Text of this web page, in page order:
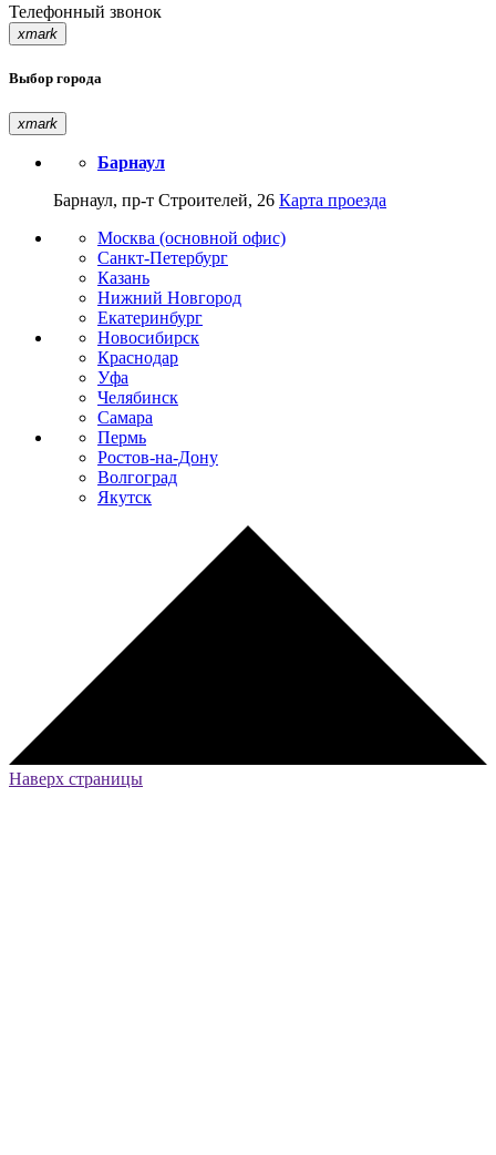
Телефонный звонок
xmark
Выбор города
xmark
Барнаул
Барнаул, пр-т Строителей, 26 Карта проезда
Москва (основной офис)
Санкт-Петербург
Казань
Нижний Новгород
Екатеринбург
Новосибирск
Краснодар
Уфа
Челябинск
Самара
Пермь
Ростов-на-Дону
Волгоград
Якутск
Наверх страницы